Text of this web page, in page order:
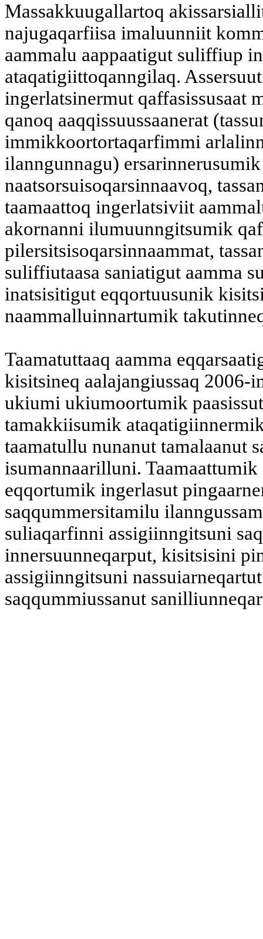
Massakkuugallartoq
najugaqarfiisa imaluunniit
aammalu aappaatigut suliffiup
ataqatigiittoqanngilaq.
ingerlatsinermut
qanoq aaqqissuussaanerat
immikkoortortaqarfimmi
ilanngunnagu)
naatsorsuisoqarsinnaavoq,
taamaattoq ingerlatsiviit
akornanni ilumuunngitsumik
pilersitsisoqarsinnaammat,
suliffiutaasa saniatigut aamma
inatsisitigut eqqortuusunik
naammalluinnartumik
Taamatuttaaq aamma
kisitsineq aalajangiussaq
ukiumi ukiumoortumik
tamakkiisumik
taamatullu nunanut tamalaanut
isumannaarilluni.
eqqortumik ingerlasut
saqqummersitamilu
suliaqarfinni assigiinngitsuni
innersuunneqarput, kisitsisini
assigiinngitsuni
saqqummiussanut